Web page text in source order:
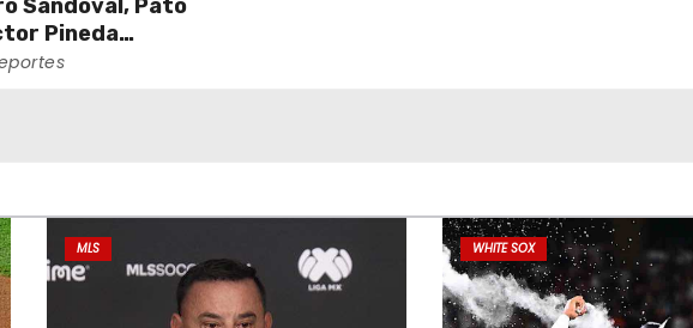
Sandoval, Pato
Pineda
Jr.
MLS WHITE SOX